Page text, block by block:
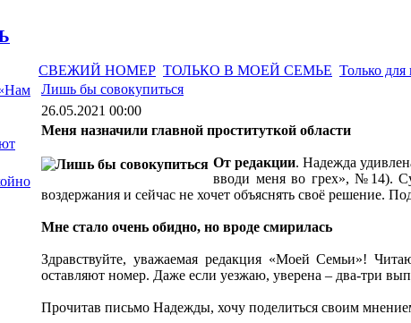
СВЕЖИЙ НОМЕР ТОЛЬКО В МОЕЙ СЕМЬЕ Только для
Лишь бы совокупиться
26.05.2021 00:00
Меня назначили главной проституткой области
От редакции. Надежда
вводи меня во грех», №14).
воздержания и сейчас не хочет объяснять своё решение.
Мне стало очень обидно, но вроде смирилась
Здравствуйте, уважаемая редакция «Моей Семьи»!
оставляют номер. Даже если уезжаю, уверена – два-три
Прочитав письмо Надежды, хочу поделиться своим